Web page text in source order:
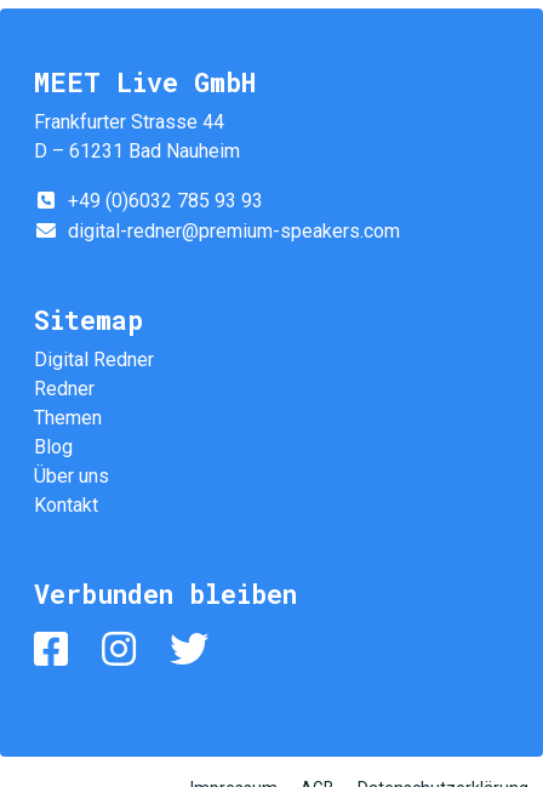
MEET Live GmbH
Frankfurter Strasse 44
D – 61231 Bad Nauheim
+49 (0)6032 785 93 93
digital-redner@premium-speakers.com
Sitemap
Digital Redner
Redner
Themen
Blog
Über uns
Kontakt
Verbunden bleiben